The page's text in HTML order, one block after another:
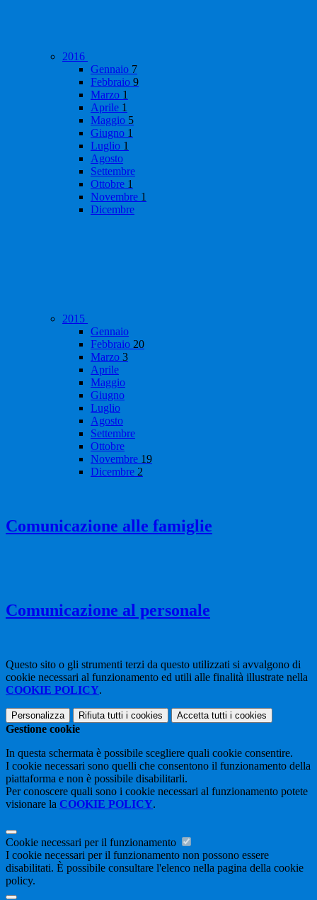
2016
Gennaio 7
Febbraio 9
Marzo 1
Aprile 1
Maggio 5
Giugno 1
Luglio 1
Agosto
Settembre
Ottobre 1
Novembre 1
Dicembre
2015
Gennaio
Febbraio 20
Marzo 3
Aprile
Maggio
Giugno
Luglio
Agosto
Settembre
Ottobre
Novembre 19
Dicembre 2
Comunicazione alle famiglie
Comunicazione al personale
Questo sito o gli strumenti terzi da questo utilizzati si avvalgono di
cookie necessari al funzionamento ed utili alle finalità illustrate nella
COOKIE POLICY.
Personalizza Rifiuta tutti i cookies Accetta tutti i cookies
Gestione cookie
In questa schermata è possibile scegliere quali cookie consentire.
I cookie necessari sono quelli che consentono il funzionamento della
piattaforma e non è possibile disabilitarli.
Per conoscere quali sono i cookie necessari al funzionamento potete
visionare la COOKIE POLICY.
Cookie necessari per il funzionamento
I cookie necessari per il funzionamento non possono essere
disabilitati. È possibile consultare l'elenco nella pagina della cookie
policy.